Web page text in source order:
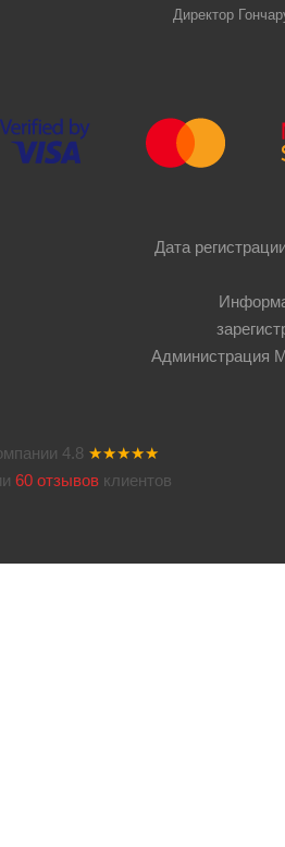
Директор
Дата
Администрация
4.8 ★★★★★
60 отзывов клиентов